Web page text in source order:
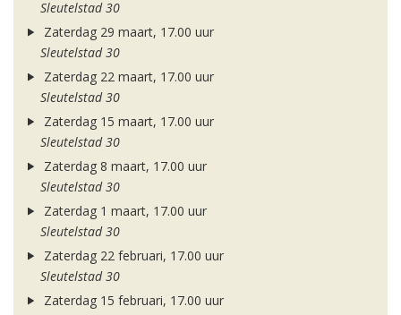
Sleutelstad 30
Zaterdag 29 maart, 17.00 uur
Sleutelstad 30
Zaterdag 22 maart, 17.00 uur
Sleutelstad 30
Zaterdag 15 maart, 17.00 uur
Sleutelstad 30
Zaterdag 8 maart, 17.00 uur
Sleutelstad 30
Zaterdag 1 maart, 17.00 uur
Sleutelstad 30
Zaterdag 22 februari, 17.00 uur
Sleutelstad 30
Zaterdag 15 februari, 17.00 uur